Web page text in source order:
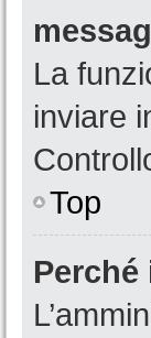
La
inviare
Top